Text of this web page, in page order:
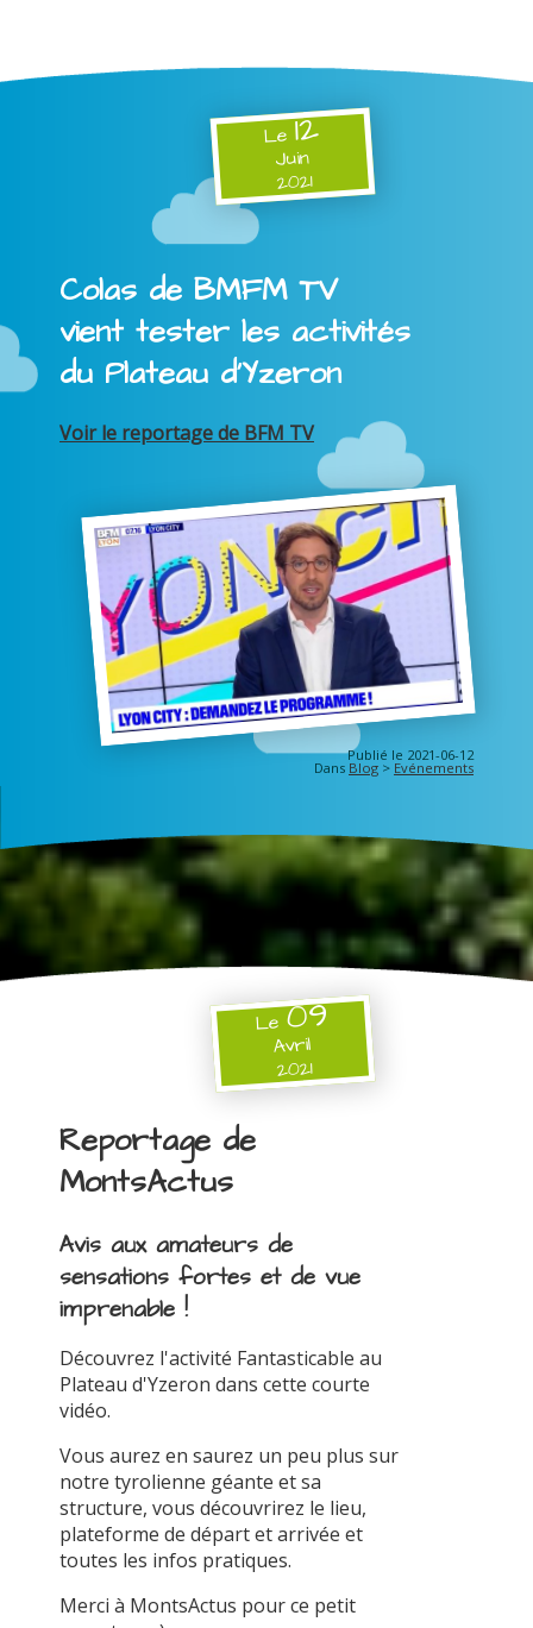
Le12
Juin
2021
Colas de BMFM TV
vient tester les activités
du Plateau d'Yzeron
Voir le reportage de BFM TV
Publié le 2021-06-12
Dans Blog > Evénements
Le09
Avril
2021
Reportage de
MontsActus
Avis aux amateurs de
sensations fortes et de vue
imprenable !
Découvrez l'activité Fantasticable au
Plateau d'Yzeron dans cette courte
vidéo.
Vous aurez en saurez un peu plus sur
notre tyrolienne géante et sa
structure, vous découvrirez le lieu,
plateforme de départ et arrivée et
toutes les infos pratiques.
Merci à MontsActus pour ce petit